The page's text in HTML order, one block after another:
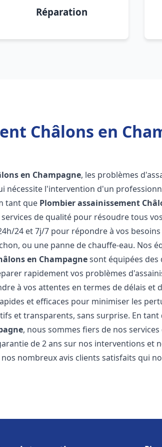
Réparation
Châlons en
en Champagne, les problèmes
nécessite l'intervention d'un
tant que Plombier assainissement
de qualité pour résoudre tous
24 et 7j/7 pour répondre à vos
ou une panne de chauffe-eau. Nos
en Champagnesont équipées
rapidement vos problèmes
à vos attentes en termes de délais et
et efficaces pour minimiser les
et transparents, sans surprise. En tant
, nous sommes fiers de nos
de 2 ans sur nos interventions et
nombreux avis clients satisfaits qui